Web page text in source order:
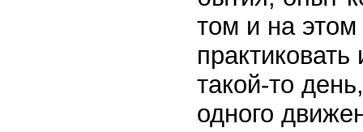
том и на
такой-то
одного